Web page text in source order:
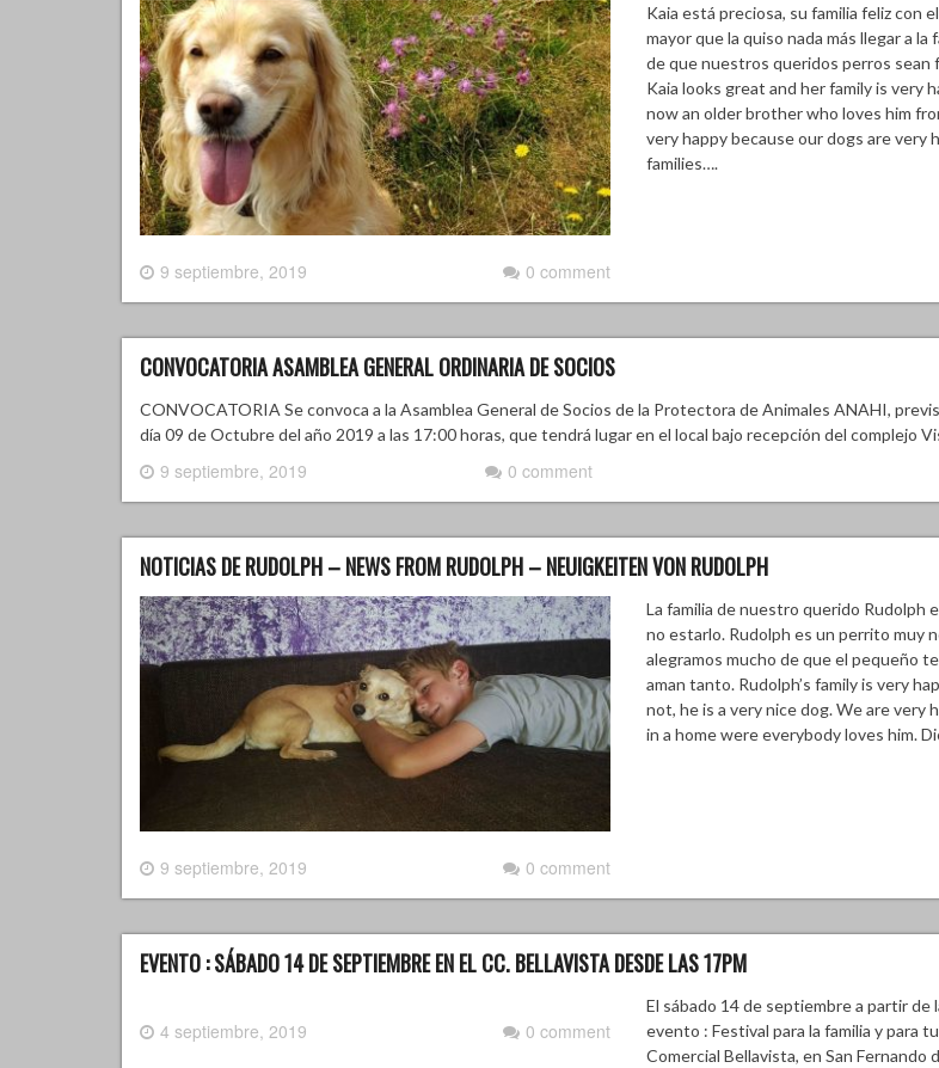
9 septiembre, 2019 0 comment
Kaia está preciosa, su familia feliz con
mayor que la quiso nada más llegar a la
de que nuestros queridos perros sean
Kaia looks great and her family is very
now an older brother who loves him
very happy because our dogs are very
families….
CONVOCATORIA ASAMBLEA GENERAL ORDINARIA DE SOCIOS
CONVOCATORIA Se convoca a la Asamblea General de Socios de la Protectora de Animales ANAHI,
día 09 de Octubre del año 2019 a las 17:00 horas, que tendrá lugar en el local bajo recepción del complejo
9 septiembre, 2019 0 comment
NOTICIAS DE RUDOLPH – NEWS FROM RUDOLPH – NEUIGKEITEN VON RUDOLPH
9 septiembre, 2019 0 comment
La familia de nuestro querido Rudolph
no estarlo. Rudolph es un perrito muy
alegramos mucho de que el pequeño
aman tanto. Rudolph’s family is very
not, he is a very nice dog. We are very
in a home were everybody loves him.
EVENTO : SÁBADO 14 DE SEPTIEMBRE EN EL CC. BELLAVISTA DESDE LAS 17PM
4 septiembre, 2019 0 comment
El sábado 14 de septiembre a partir de
evento : Festival para la familia y para
Comercial Bellavista, en San Fernando